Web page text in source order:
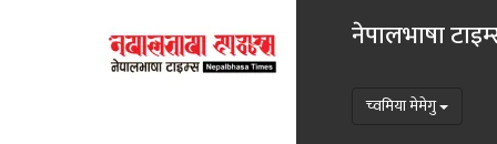
नेपालभाषा
च्वमिया मेमेगु